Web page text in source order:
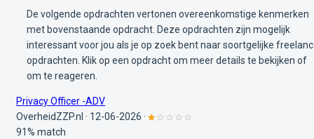
De volgende opdrachten vertonen overeenkomstige kenmerken
met bovenstaande opdracht. Deze opdrachten zijn mogelijk
interessant voor jou als je op zoek bent naar soortgelijke
opdrachten. Klik op een opdracht om meer details te bekijken of
om te reageren.
Privacy Officer -ADV
OverheidZZP.nl · 12-06-2026 ·
91% match